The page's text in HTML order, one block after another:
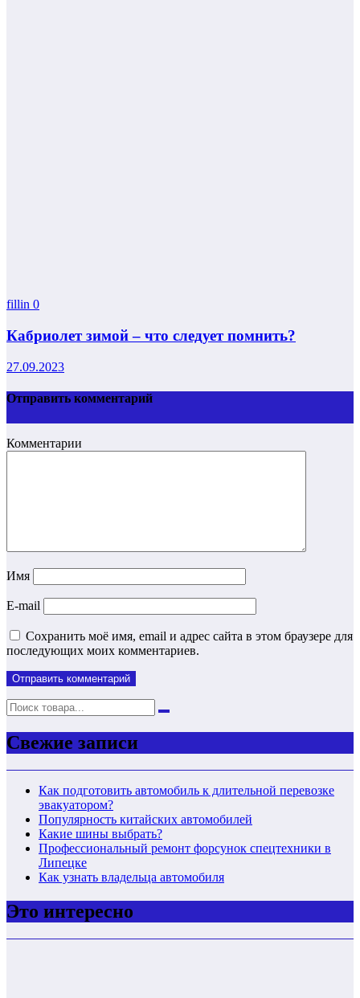
fillin 0
Кабриолет зимой – что следует помнить?
27.09.2023
Отправить комментарий
Комментарии
Имя
E-mail
Сохранить моё имя, email и адрес сайта в этом браузере для
последующих моих комментариев.
Свежие записи
Как подготовить автомобиль к длительной перевозке
эвакуатором?
Популярность китайских автомобилей
Какие шины выбрать?
Профессиональный ремонт форсунок спецтехники в
Липецке
Как узнать владельца автомобиля
Это интересно